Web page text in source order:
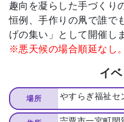
FAQ
趣向を凝らした⼿づくり
恒例、⼿作りの凧で誰で
げの集い」として開催し
※悪天候の場合順延なし。
イ
場所 やすらぎ福祉セ